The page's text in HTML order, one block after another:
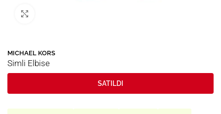
MICHAEL KORS
Simli Elbise
SATILDI